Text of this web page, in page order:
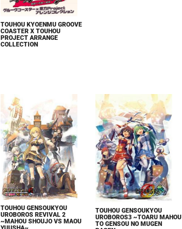
TOUHOU KYOENMU GROOVE
COASTER X TOUHOU
PROJECT ARRANGE
COLLECTION
TOUHOU GENSOUKYOU
UROBOROS REVIVAL 2
~MAHOU SHOUJO VS MAOU
TOUHOU GENSOUKYOU
UROBOROS3 ~TOARU MAHOU
TO GENSOU NO MUGEN